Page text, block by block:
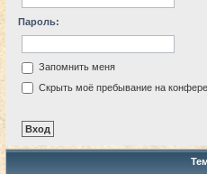
Пароль:
Запомнить меня
Скрыть моё пребывание на